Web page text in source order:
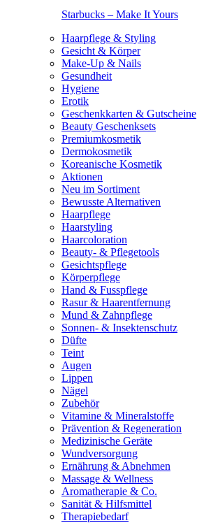
Starbucks – Make It Yours
Haarpflege & Styling
Gesicht & Körper
Make-Up & Nails
Gesundheit
Hygiene
Erotik
Geschenkkarten & Gutscheine
Beauty Geschenksets
Premiumkosmetik
Dermokosmetik
Koreanische Kosmetik
Aktionen
Neu im Sortiment
Bewusste Alternativen
Haarpflege
Haarstyling
Haarcoloration
Beauty- & Pflegetools
Gesichtspflege
Körperpflege
Hand & Fusspflege
Rasur & Haarentfernung
Mund & Zahnpflege
Sonnen- & Insektenschutz
Düfte
Teint
Augen
Lippen
Nägel
Zubehör
Vitamine & Mineralstoffe
Prävention & Regeneration
Medizinische Geräte
Wundversorgung
Ernährung & Abnehmen
Massage & Wellness
Aromatherapie & Co.
Sanität & Hilfsmittel
Therapiebedarf